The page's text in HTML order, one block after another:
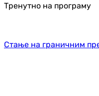
Тренутно на програму
Стање на граничним